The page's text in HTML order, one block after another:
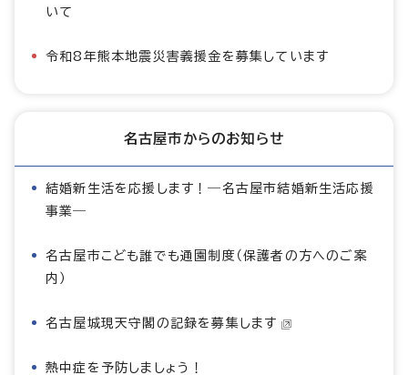
いて
令和8年熊本地震災害義援金を募集しています
名古屋市からのお知らせ
結婚新生活を応援します！―名古屋市結婚新生活応援
事業―
名古屋市こども誰でも通園制度（保護者の方へのご案
内）
名古屋城現天守閣の記録を募集します
熱中症を予防しましょう！